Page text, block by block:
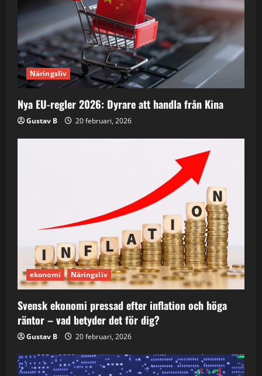
Näringsliv
Nya EU-regler 2026: Dyrare att handla från Kina
Gustav B 20 februari, 2026
ekonomi Näringsliv
Svensk ekonomi pressad efter inflation och höga
räntor – vad betyder det för dig?
Gustav B 20 februari, 2026